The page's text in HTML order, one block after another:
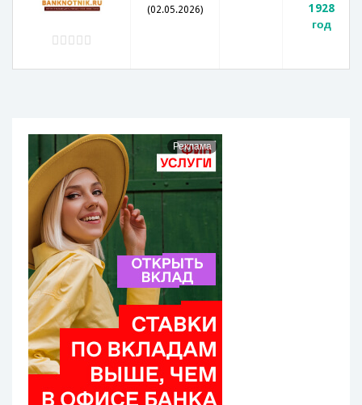
(02.05.2026)
1928
год
Реклама